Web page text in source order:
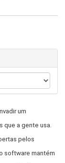
um
que a gente usa.
pelos
software mantém